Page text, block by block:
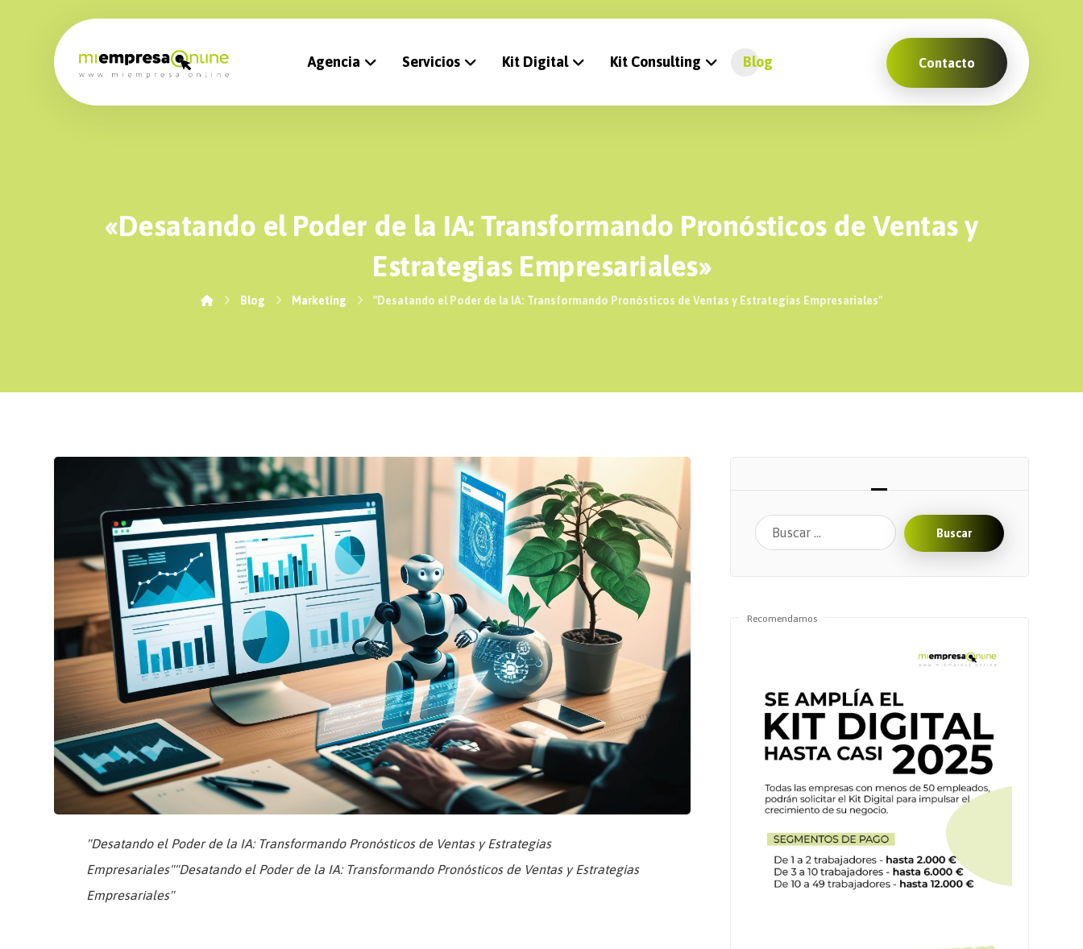
Agencia Servicios Kit Digital Kit Consulting Blog Contacto
«Desatando el Poder de la IA: Transformando Pronósticos de Ventas y
Estrategias Empresariales»
Blog Marketing "Desatando el Poder de la IA: Transformando Pronósticos de Ventas y Estrategias Empresariales"
"Desatando el Poder de la IA: Transformando Pronósticos de Ventas y Estrategias
Empresariales""Desatando el Poder de la IA: Transformando Pronósticos de Ventas y Estrategias
Empresariales"
Buscar
Recomendamos